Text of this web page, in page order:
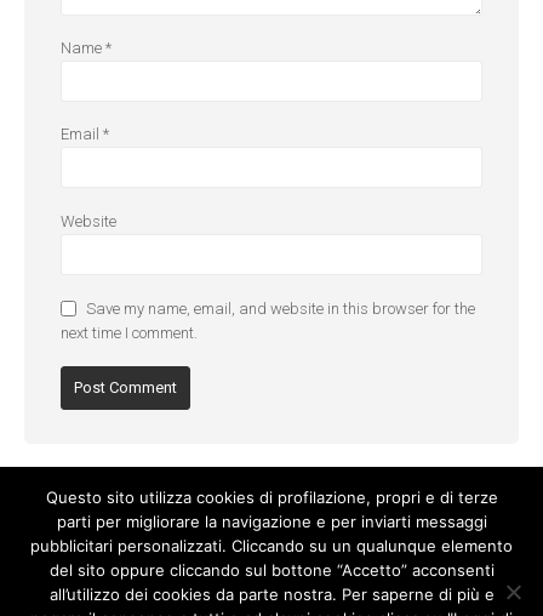
Name *
Email *
Website
Save my name, email, and website in this browser for the
next time I comment.
Questo sito utilizza cookies di profilazione, propri e di terze
parti per migliorare la navigazione e per inviarti messaggi
pubblicitari personalizzati. Cliccando su un qualunque elemento
del sito oppure cliccando sul bottone “Accetto” acconsenti
all’utilizzo dei cookies da parte nostra. Per saperne di più e